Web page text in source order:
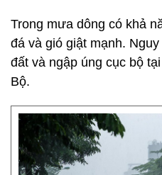
Trong mưa dông có khả
đá và gió giật mạnh.
đất và ngập úng cục bộ
Bộ.